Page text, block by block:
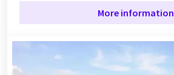
More information